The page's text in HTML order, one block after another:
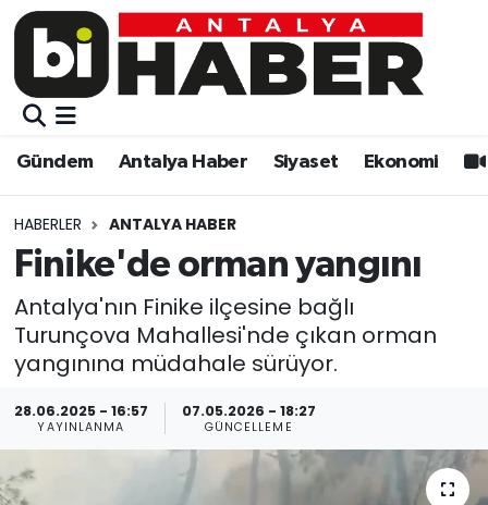
Gündem Antalya Haber Siyaset Ekonomi
HABERLER ANTALYA HABER
Finike'de orman yangını
Antalya'nın Finike ilçesine bağlı
Turunçova Mahallesi'nde çıkan orman
yangınına müdahale sürüyor.
28.06.2025 - 16:57
YAYINLANMA
07.05.2026 - 18:27
GÜNCELLEME
Gündem
Siyaset
Ekonomi
Video
Eğitim
Kültür-sanat
Gündem
Siyaset
Eğitim
Ekonomi
Kültür-sanat
Sağlık
Muratpaşa Nöbetçi Eczaneler
Muratpaşa Trafik Yoğunluk Haritası
Süper Lig Puan Durumu ve Fikstür
Tüm Manşetler
Son Dakika Haberleri
Haber Arşivi